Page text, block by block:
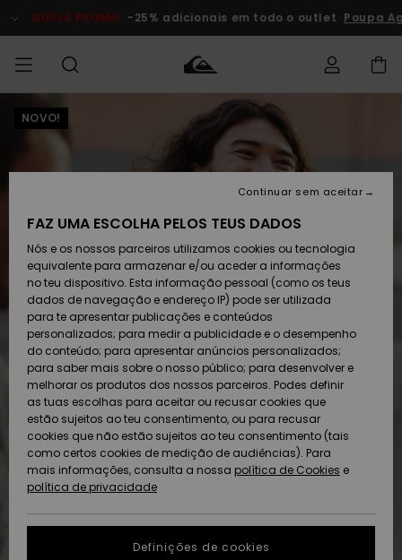
do
DUPLA PROMO -25% adicionais em todo o outlet Poupa
HOMEM Roupas
Calçado e
chinelos
Surfe/água
Snow
Artigos
recém-
chegados
Coleções
MENINO
Roupas
Calçado e
chinelos
Surfe/água
Neve
Artigos
recém-
chegados
Highlights
MULHER
chegados
Highlights
Snow
SURF
Surf Shop
Crianças
Highlights
Community
SNOW
Artigos
Homem
Artigos
Criança
Snow Shop
Feminino
Highlights
Community
DUPLA
PROMO
Outlet
Criança
Outlet
Mulher
AJUDA
Acede à tua
encomenda
Devoluções
Pagamento
Cartão
presente
Quiksilver
Freedom
Protecção de
dados
Guia de
tamanhos
SUSTAINABILITY
NOVO!
FAZ UMA ESCOLHA PELOS TEUS DADOS
Nós e os nossos parceiros utilizamos cookies ou tecnologia
equivalente para armazenar e/ou aceder a informações
no teu dispositivo. Esta informação pessoal (como os teus
dados de navegação e endereço IP) pode ser utilizada
para te apresentar publicações e conteúdos
personalizados; para medir a publicidade e o desempenho
do conteúdo; para apresentar anúncios personalizados;
para saber mais sobre o nosso público; para desenvolver e
melhorar os produtos dos nossos parceiros. Podes definir
as tuas escolhas para aceitar ou recusar cookies que
estão sujeitos ao teu consentimento, ou para recusar
cookies que não estão sujeitos ao teu consentimento (tais
como certos cookies de medição de audiências). Para
mais informações, consulta a nossa política de Cookies e
política de privacidade
Definições de cookies
Continuar sem aceitar